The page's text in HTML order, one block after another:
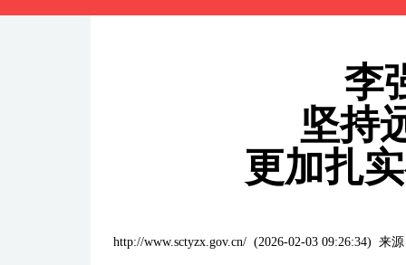
李
坚持
更加扎
http://www.sctyzx.gov.cn/ (2026-02-03 09:26:34) 来